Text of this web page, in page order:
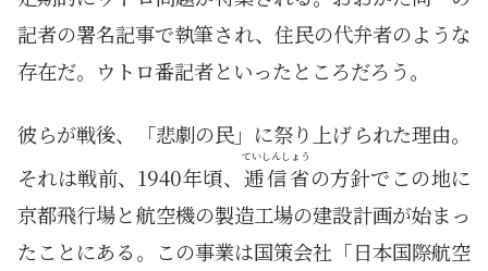
記者の署名記事で執筆され、住民の代弁者のような
存在だ。ウトロ番記者といったところだろう。
彼らが戦後、「悲劇の民」に祭り上げられた理由。
それは戦前、1940年頃、 逓信省
ていしんしょう
の方針でこの地に
京都飛行場と航空機の製造工場の建設計画が始まっ
たことにある。この事業は国策会社「日本国際航空